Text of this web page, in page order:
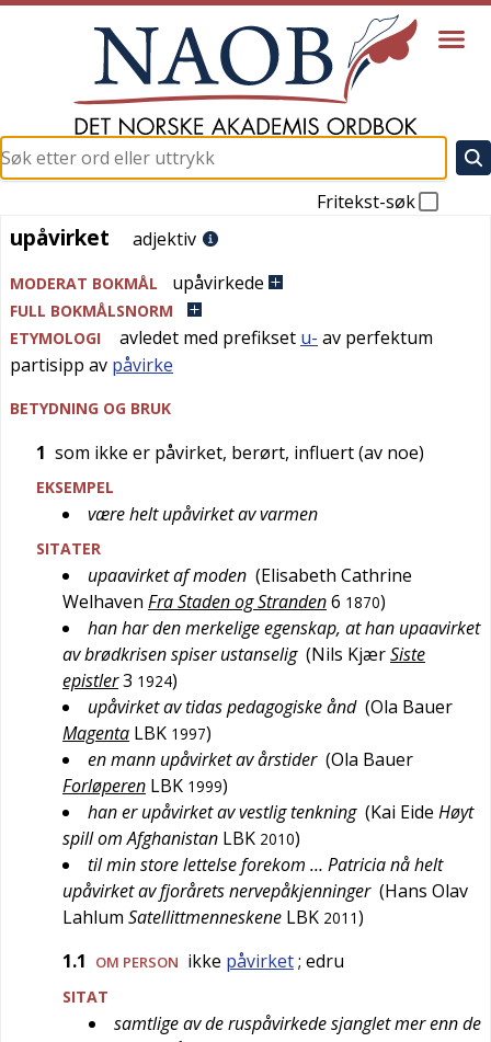
Fritekst-søk
upåvirket
upåvirket adjektiv
MODERAT BOKMÅL upåvirkede
FULL BOKMÅLSNORM
ETYMOLOGI
avledet med prefikset u- av perfektum
partisipp av påvirke
BETYDNING OG BRUK
1 som ikke er påvirket, berørt, influert (av noe)
EKSEMPEL
være helt upåvirket av varmen
SITATER
upaavirket af moden (Elisabeth Cathrine
Welhaven Fra Staden og Stranden6 1870)
han har den merkelige egenskap, at han upaavirket
av brødkrisen spiser ustanselig (Nils KjærSiste
epistler3 1924)
upåvirket av tidas pedagogiske ånd (Ola Bauer
Magenta LBK 1997)
en mann upåvirket av årstider (Ola Bauer
Forløperen LBK 1999)
han er upåvirket av vestlig tenkning (Kai Eide Høyt
spill om Afghanistan LBK 2010)
til min store lettelse forekom … Patricia nå helt
upåvirket av fjorårets nervepåkjenninger (Hans Olav
Lahlum Satellittmenneskene LBK 2011)
1.1
OM PERSON ikke påvirket; edru
SITAT
samtlige av de ruspåvirkede sjanglet mer enn de